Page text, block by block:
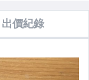
出價紀錄